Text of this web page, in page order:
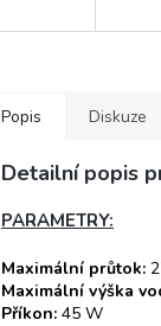
Popis Diskuze
Detailní popis
PARAMETRY:
Maximální průtok:
Maximální výška
Příkon: 45 W